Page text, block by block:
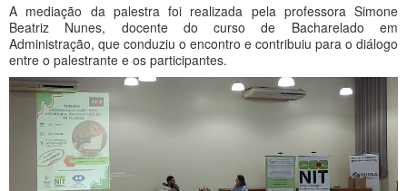
A mediação da palestra foi realizada pela professora Simone
Beatriz Nunes, docente do curso de Bacharelado em
Administração, que conduziu o encontro e contribuiu para o diálogo
entre o palestrante e os participantes.